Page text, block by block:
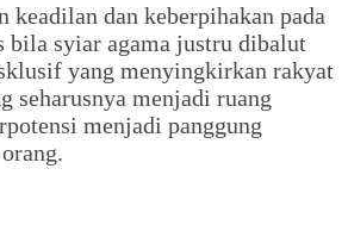
keadilan dan keberpihakan pada
bila syiar agama justru dibalut
yang menyingkirkan rakyat
seharusnya menjadi ruang
menjadi panggung